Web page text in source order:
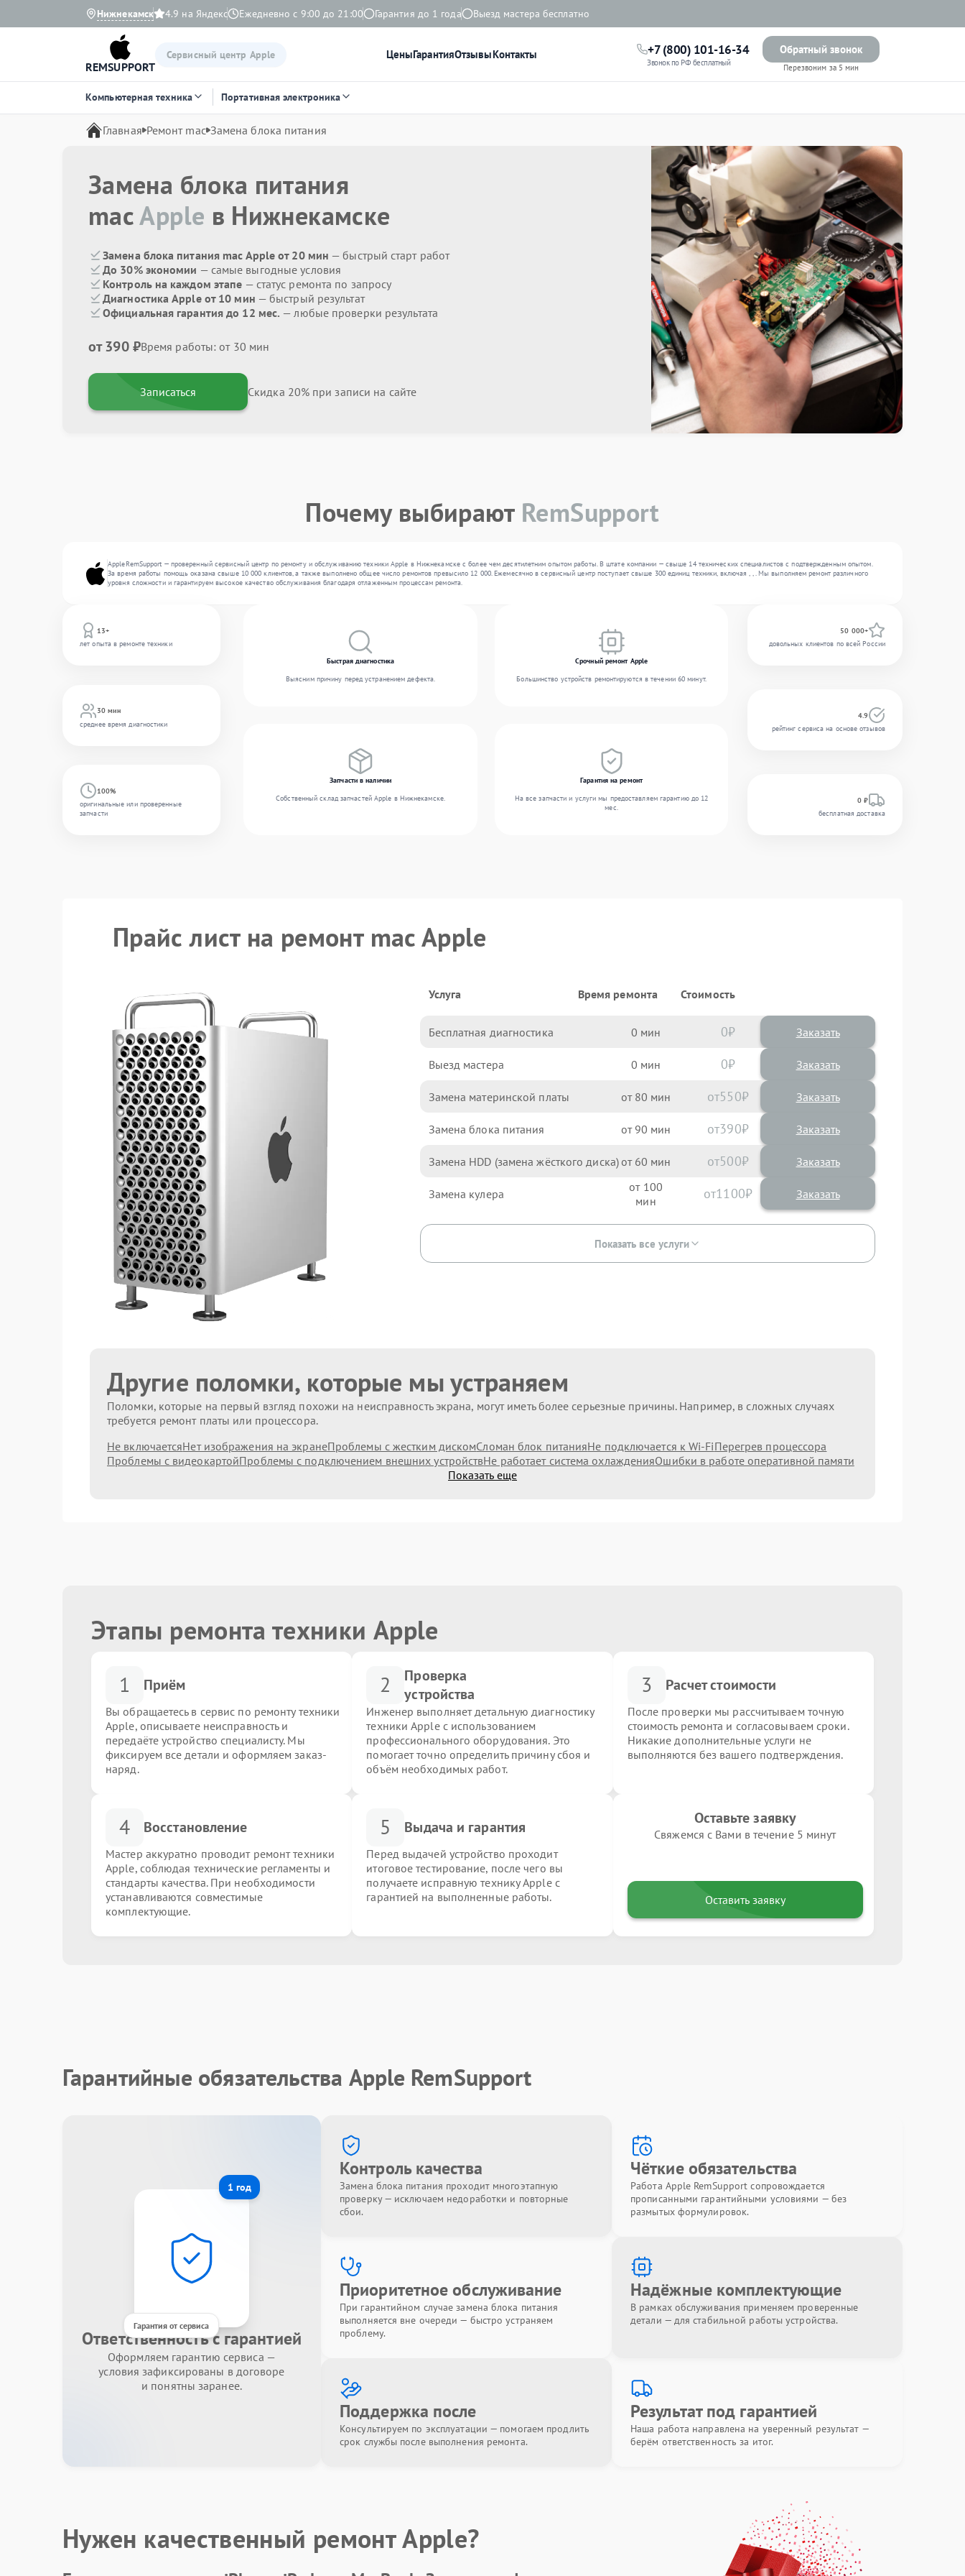
Нижнекамск 4.9 на Яндекс Ежедневно с 9:00 до 21:00 Гарантия до 1 года Выезд мастера бесплатно
REMSUPPORT
Сервисный центр Apple ЦеныГарантияОтзывыКонтакты +7 (800) 101-16-34
Звонок по РФ бесплатный
Обратный звонок
Перезвоним за 5 мин
Компьютерная техника Портативная электроника
Главная Ремонт mac Замена блока питания
Замена блока питания
macApple в Нижнекамске
Замена блока питания mac Apple от 20 мин — быстрый старт работ
До 30% экономии — самые выгодные условия
Контроль на каждом этапе — статус ремонта по запросу
Диагностика Apple от 10 мин — быстрый результат
Официальная гарантия до 12 мес. — любые проверки результата
от 390 ₽Время работы: от 30 мин
Записаться Скидка 20% при записи на сайте
Почему выбирают RemSupport
AppleRemSupport — проверенный сервисный центр по ремонту и обслуживанию техники Apple в Нижнекамске с более чем десятилетним опытом работы. В штате компании — свыше 14 технических специалистов с подтвержденным опытом.
За время работы помощь оказана свыше 10 000 клиентов, а также выполнено общее число ремонтов превысило 12 000. Ежемесячно в сервисный центр поступает свыше 300 единиц техники, включая , , . Мы выполняем ремонт различного
уровня сложности и гарантируем высокое качество обслуживания благодаря отлаженным процессам ремонта.
13+
лет опыта в ремонте техники
30 мин
среднее время диагностики
100%
оригинальные или проверенные
запчасти
Быстрая диагностика
Выясним причину перед устранением дефекта.
Срочный ремонт Apple
Большинство устройств ремонтируются в течении 60 минут.
Запчасти в наличии
Собственный склад запчастей Apple в Нижнекамске.
Гарантия на ремонт
На все запчасти и услуги мы предоставляем гарантию до 12
мес.
50 000+
довольных клиентов по всей России
4.9
рейтинг сервиса на основе отзывов
0 ₽
бесплатная доставка
Прайс лист на ремонт mac Apple
Услуга Время ремонта Стоимость
Бесплатная диагностика 0 0 Заказать
Выезд мастера 0 0 Заказать
Замена материнской платы 80 550
Замена блока питания 90 390
Замена HDD (замена жёсткого диска) 60 500
Замена кулера 100 1100
Показать все услуги
Другие поломки, которые мы устраняем
Поломки, которые на первый взгляд похожи на неисправность экрана, могут иметь более серьезные причины. Например, в сложных случаях
требуется ремонт платы или процессора.
Не включаетсяНет изображения на экранеПроблемы с жестким дискомСломан блок питанияНе подключается к Wi-FiПерегрев процессора
Проблемы с видеокартойПроблемы с подключением внешних устройствНе работает система охлажденияОшибки в работе оперативной памяти
Показать еще
Этапы ремонта техники Apple
1 Приём
Вы обращаетесь в сервис по ремонту техники
Apple, описываете неисправность и
передаёте устройство специалисту. Мы
фиксируем все детали и оформляем заказ-
наряд.
2
Проверка
устройства
Инженер выполняет детальную диагностику
техники Apple с использованием
профессионального оборудования. Это
помогает точно определить причину сбоя и
объём необходимых работ.
3 Расчет стоимости
После проверки мы рассчитываем точную
стоимость ремонта и согласовываем сроки.
Никакие дополнительные услуги не
выполняются без вашего подтверждения.
4 Восстановление
Мастер аккуратно проводит ремонт техники
Apple, соблюдая технические регламенты и
стандарты качества. При необходимости
устанавливаются совместимые
комплектующие.
5 Выдача и гарантия
Перед выдачей устройство проходит
итоговое тестирование, после чего вы
получаете исправную технику Apple с
гарантией на выполненные работы.
Оставьте заявку
Свяжемся с Вами в течение 5 минут
Оставить заявку
Гарантийные обязательства Apple RemSupport
1 год
Гарантия от сервиса
Ответственность с гарантией
Оформляем гарантию сервиса —
условия зафиксированы в договоре
и понятны заранее.
Контроль качества
Замена блока питания проходит многоэтапную
проверку — исключаем недоработки и повторные
сбои.
Чёткие обязательства
Работа Apple RemSupport сопровождается
прописанными гарантийными условиями — без
размытых формулировок.
Приоритетное обслуживание
При гарантийном случае замена блока питания
выполняется вне очереди — быстро устраняем
проблему.
Надёжные комплектующие
В рамках обслуживания применяем проверенные
детали — для стабильной работы устройства.
Поддержка после
Консультируем по эксплуатации — помогаем продлить
срок службы после выполнения ремонта.
Результат под гарантией
Наша работа направлена на уверенный результат —
берём ответственность за итог.
Нужен качественный ремонт Apple?